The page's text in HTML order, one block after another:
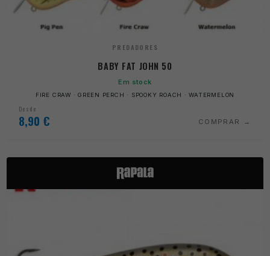
PREDADORES
BABY FAT JOHN 50
Em stock
FIRE CRAW · GREEN PERCH · SPOOKY ROACH · WATERMELON
Desde
8,90 € COMPRAR